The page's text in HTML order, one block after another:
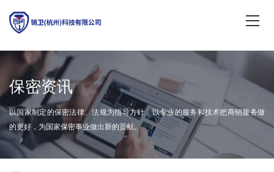
保密资讯
以国家制定的保密法律、法规为指导方针，以专业的服务和技术把商销服务做
的更好，为国家保密事业做出新的贡献。